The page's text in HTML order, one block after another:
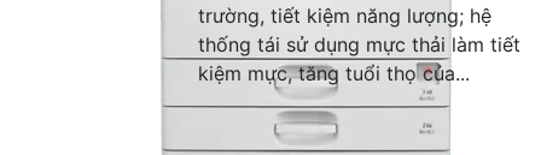
trường, tiết kiệm năng lượng; hệ
thống tái sử dụng mực thải làm tiết
kiệm mực, tăng tuổi thọ của...